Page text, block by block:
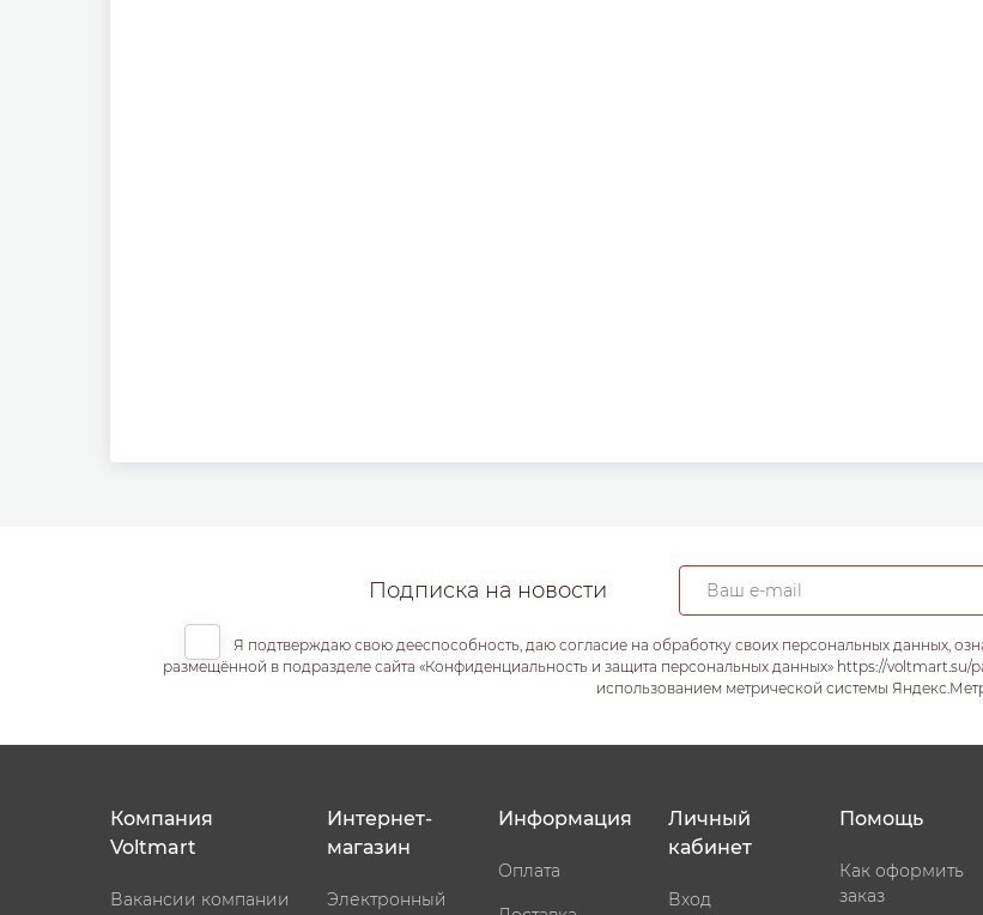
Подписка на новости
Я подтверждаю свою дееспособность, даю согласие на обработку своих персональных данных,
размещённой в подразделе сайта «Конфиденциальность и защита персональных данных» https://
использованием метрической системы
Компания
Voltmart
Вакансии компании
Интернет-
магазин
Электронный
Информация
Оплата
Личный
кабинет
Вход
Помощь
Как оформить
заказ